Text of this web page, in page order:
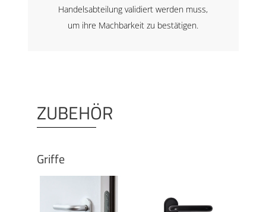
Handelsabteilung validiert werden muss,
um ihre Machbarkeit zu bestätigen.
ZUBEHÖR
Griffe